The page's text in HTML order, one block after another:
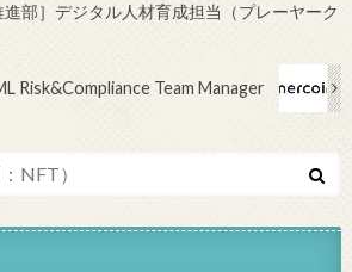
進部］デジタル人材育成担当（プレーヤーク
Risk&Compliance Team Manager